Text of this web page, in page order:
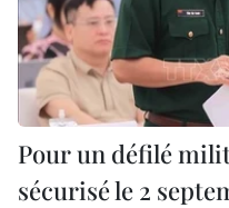
Pour un défilé
sécurisé le 2